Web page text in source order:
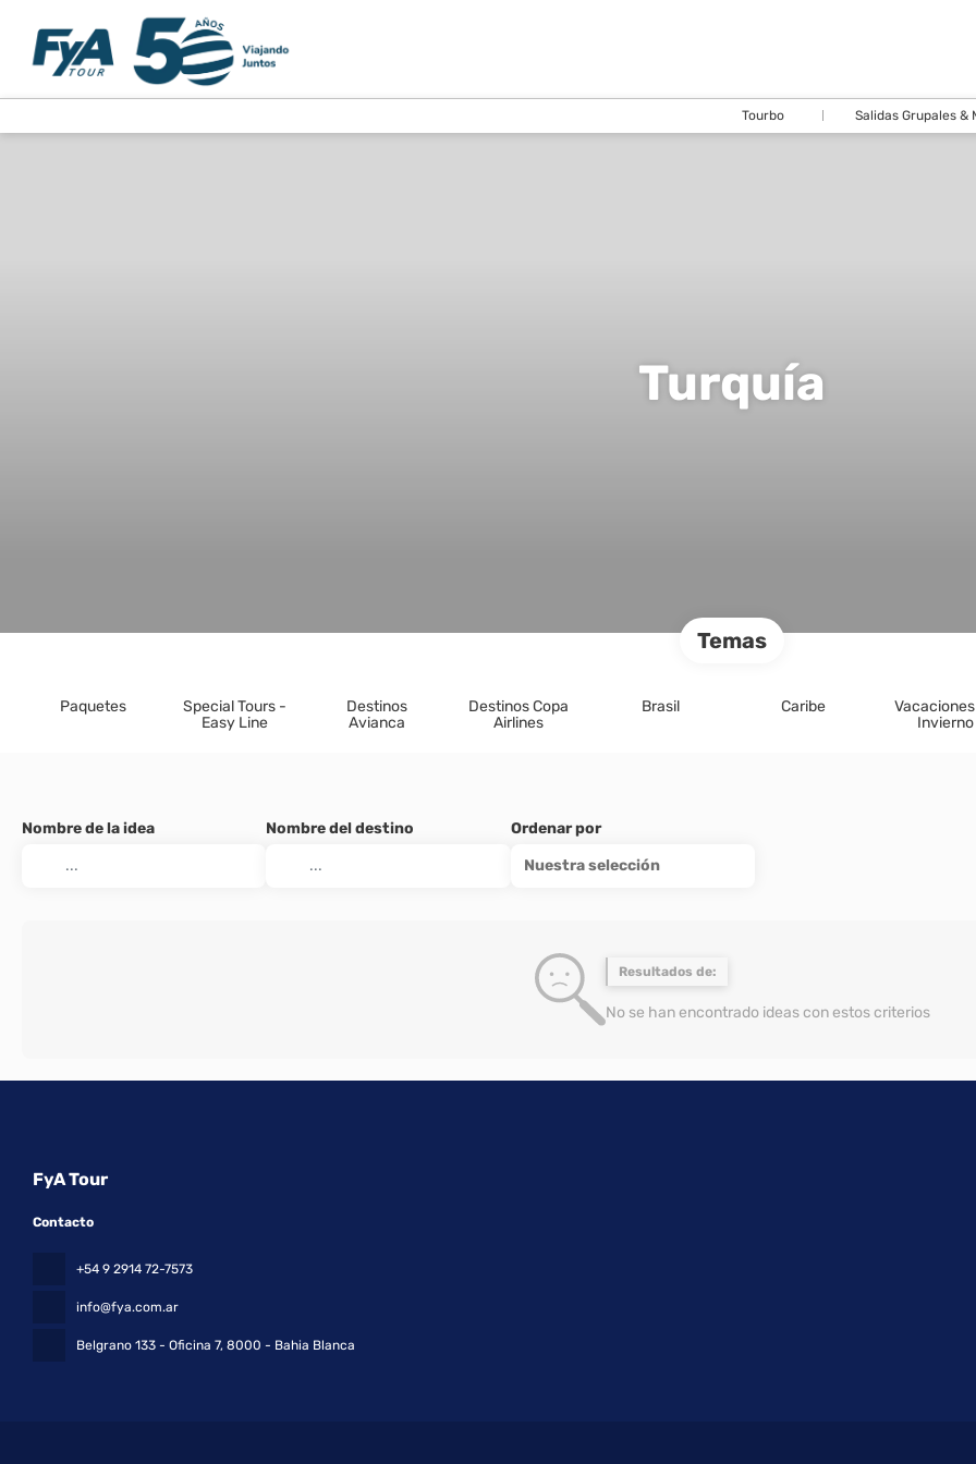
Tourbo Salidas Grupales &
Turquía
Temas
Paquetes
Special Tours -
Easy Line
Destinos
Avianca
Destinos Copa
Airlines
Brasil Caribe
Invierno
Nombre de la idea Nombre del destino
Ordenar por
Nuestra selección
Resultados de:
No se han encontrado ideas con estos criterios
FyA Tour
Contacto
+54 9 2914 72-7573
info@fya.com.ar
Belgrano 133 - Oficina 7, 8000 - Bahia Blanca